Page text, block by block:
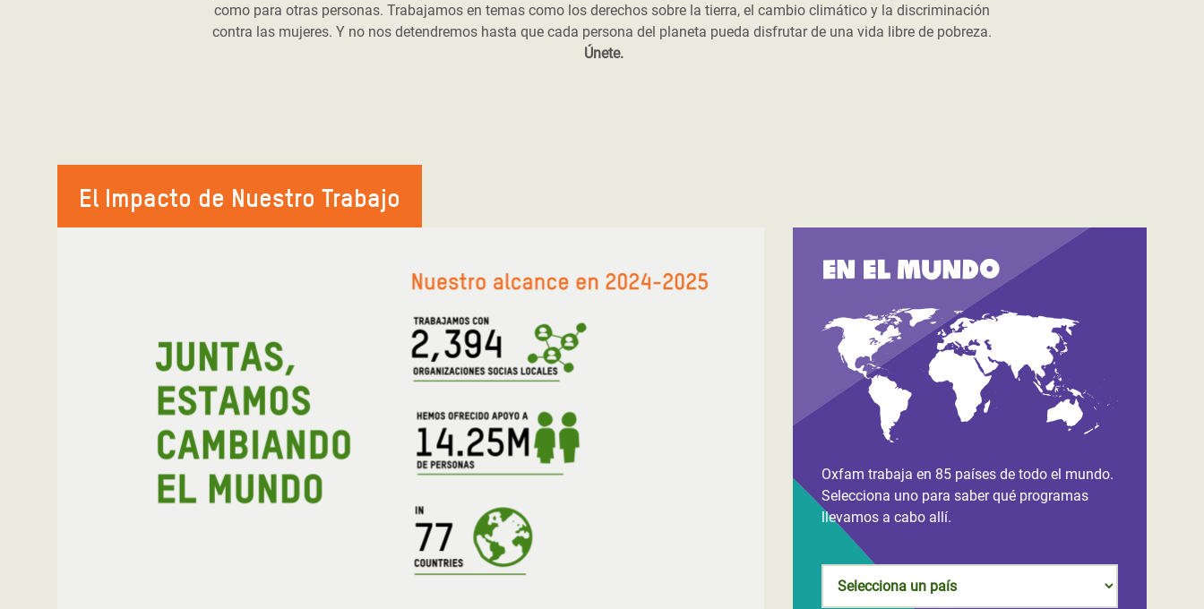
como para otras personas. Trabajamos en temas como los derechos sobre la tierra, el cambio climático y la discriminación
contra las mujeres. Y no nos detendremos hasta que cada persona del planeta pueda disfrutar de una vida libre de pobreza.
Únete.
El Impacto de Nuestro Trabajo
En el mundo
Oxfam trabaja en 85 países de todo el mundo.
Selecciona uno para saber qué programas
llevamos a cabo allí.